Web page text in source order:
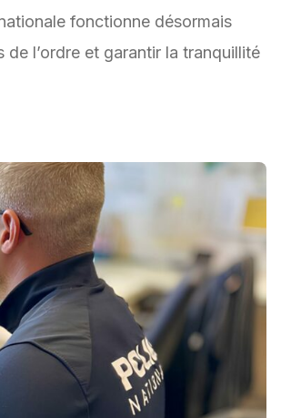
fonctionne désormais
l’ordre et garantir la tranquillité